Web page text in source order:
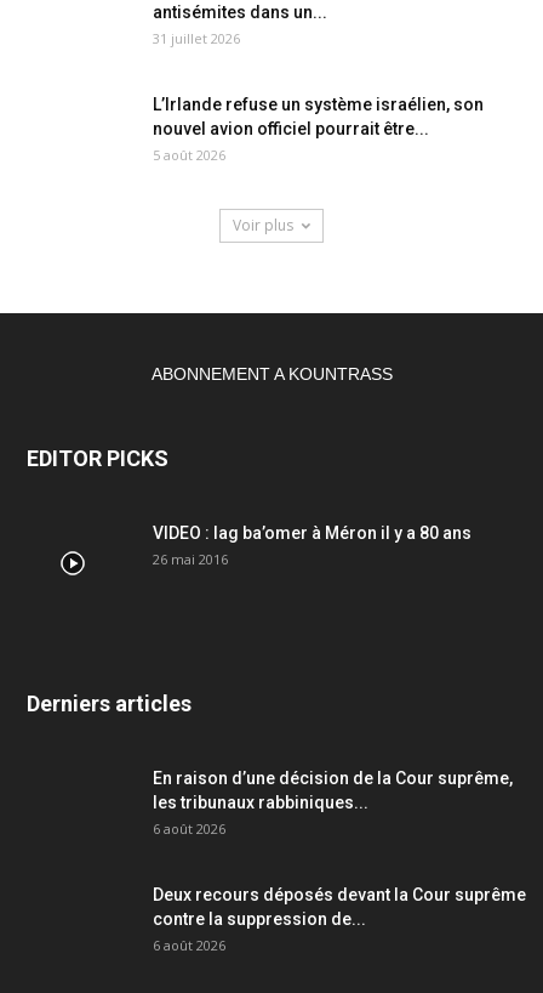
antisémites dans un...
31 juillet 2026
L’Irlande refuse un système israélien, son
nouvel avion officiel pourrait être...
5 août 2026
Voir plus
ABONNEMENT A KOUNTRASS
EDITOR PICKS
VIDEO : lag ba’omer à Méron il y a 80 ans
26 mai 2016
Derniers articles
En raison d’une décision de la Cour suprême,
les tribunaux rabbiniques...
6 août 2026
Deux recours déposés devant la Cour suprême
contre la suppression de...
6 août 2026